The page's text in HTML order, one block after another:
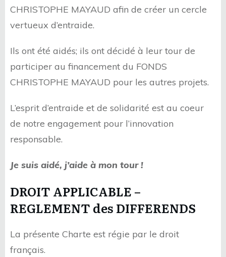
CHRISTOPHE MAYAUD afin de créer un cercle
vertueux d’entraide.
Ils ont été aidés; ils ont décidé à leur tour de
participer au financement du FONDS
CHRISTOPHE MAYAUD pour les autres projets.
L’esprit d’entraide et de solidarité est au coeur
de notre engagement pour l’innovation
responsable.
Je suis aidé, j’aide à mon tour !
DROIT APPLICABLE –
REGLEMENT des DIFFERENDS
La présente Charte est régie par le droit
français.